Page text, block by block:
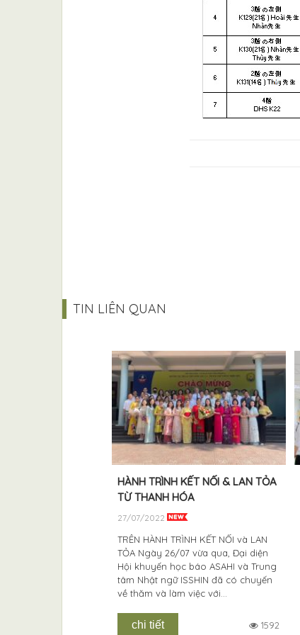
TIN LIÊN QUAN
HÀNH TRÌNH KẾT NỐI & LAN TỎA
TỪ THANH HÓA
27/07/2022
TRÊN HÀNH TRÌNH KẾT NỐI và LAN
TỎA Ngày 26/07 vừa qua, Đại diện
Hội khuyến học báo ASAHI và Trung
tâm Nhật ngữ ISSHIN đã có chuyến
về thăm và làm việc với...
chi tiết 1592